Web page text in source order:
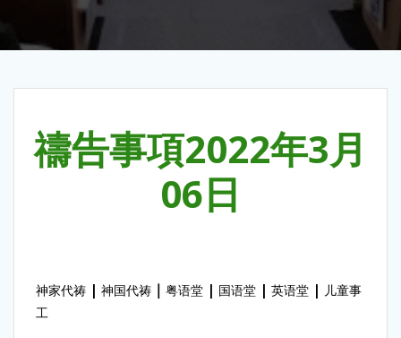
禱告事項2022年3月
06日
神家代祷 | 神国代祷 ｜ 粤语堂 | 国语堂 | 英语堂 | 儿童事
工